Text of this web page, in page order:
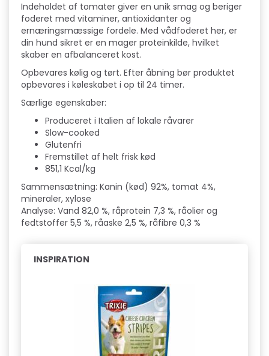
Indeholdet af tomater giver en unik smag og beriger
foderet med vitaminer, antioxidanter og
ernæringsmæssige fordele. Med vådfoderet her, er
din hund sikret er en mager proteinkilde, hvilket
skaber en afbalanceret kost.
Opbevares kølig og tørt. Efter åbning bør produktet
opbevares i køleskabet i op til 24 timer.
Særlige egenskaber:
Produceret i Italien af lokale råvarer
Slow-cooked
Glutenfri
Fremstillet af helt frisk kød
851,1 Kcal/kg
Sammensætning: Kanin (kød) 92%, tomat 4%,
mineraler, xylose
Analyse: Vand 82,0 %, råprotein 7,3 %, råolier og
fedtstoffer 5,5 %, råaske 2,5 %, råfibre 0,3 %
INSPIRATION